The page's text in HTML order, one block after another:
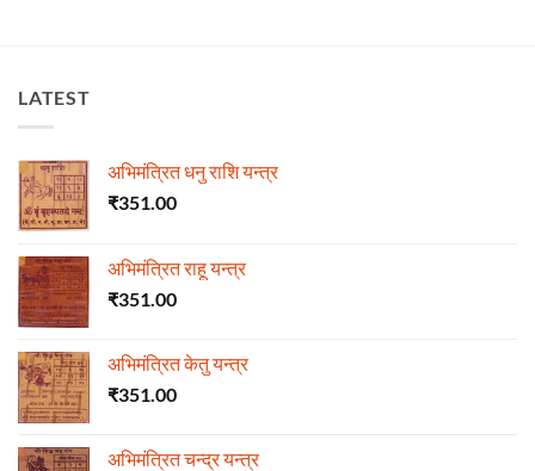
LATEST
अभिमंत्रित धनु राशि यन्त्र
₹351.00
अभिमंत्रित राहू यन्त्र
₹351.00
अभिमंत्रित केतु यन्त्र
₹351.00
अभिमंत्रित चन्द्र यन्त्र